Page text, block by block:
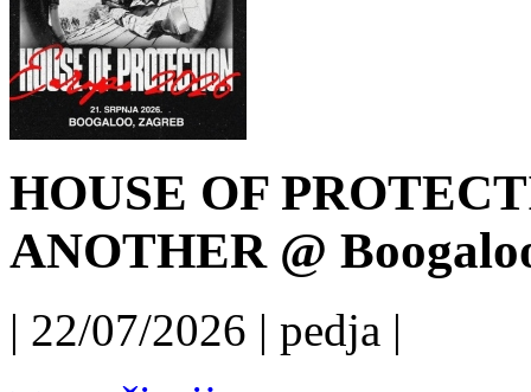
HOUSE OF
ANOTHER @
| 22/07/2026 | pedja |